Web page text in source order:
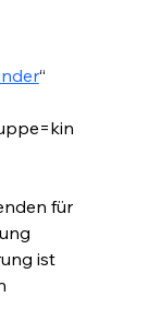
“
für
ist